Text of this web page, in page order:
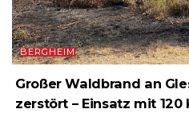
BERGHEIM
Großer Waldbrand an
zerstört – Einsatz mit